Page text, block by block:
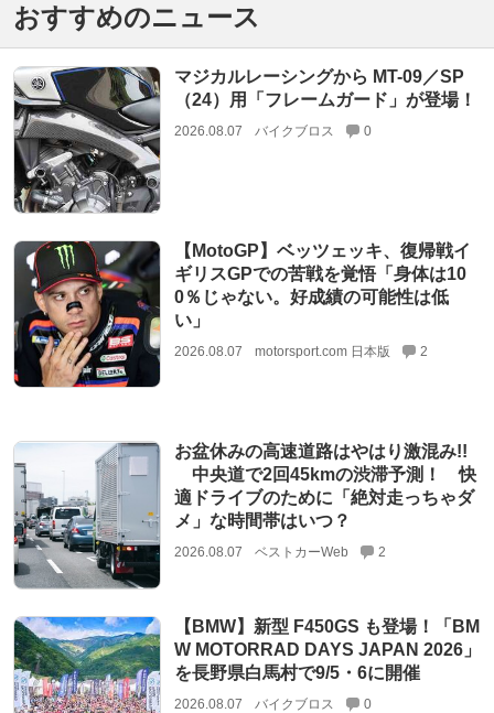
おすすめのニュース
マジカルレーシングから MT-09／SP
（24）用「フレームガード」が登場！
2026.08.07 バイクブロス 0
【MotoGP】ベッツェッキ、復帰戦イ
ギリスGPでの苦戦を覚悟「身体は10
0％じゃない。好成績の可能性は低
い」
2026.08.07 motorsport.com 日本版 2
お盆休みの高速道路はやはり激混み!!
中央道で2回45kmの渋滞予測！ 快
適ドライブのために「絶対走っちゃダ
メ」な時間帯はいつ？
2026.08.07 ベストカーWeb 2
【BMW】新型 F450GS も登場！「BM
W MOTORRAD DAYS JAPAN 2026」
を長野県白馬村で9/5・6に開催
2026.08.07 バイクブロス 0